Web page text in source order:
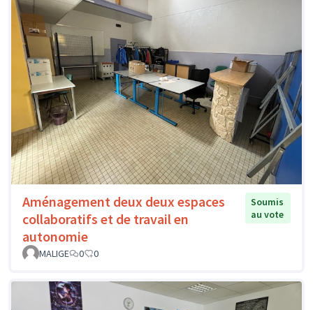
Aménagement deux deux espaces
collaboratifs et de travail en
autonomie
Soumis
au vote
MALIGE 0 0